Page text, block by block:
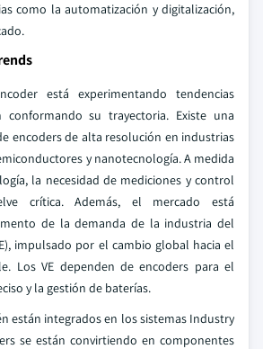
como la automatización y digitalización,
está experimentando tendencias
conformando su trayectoria. Existe una
encoders de alta resolución en industrias
y nanotecnología. A medida
la necesidad de mediciones y control
crítica. Además, el mercado está
de la demanda de la industria del
impulsado por el cambio global hacia el
Los VE dependen de encoders para el
y la gestión de baterías.
están integrados en los sistemas Industry
se están convirtiendo en componentes